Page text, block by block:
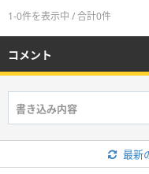
1-0件を表示中 / 合計0件
コメント
最新